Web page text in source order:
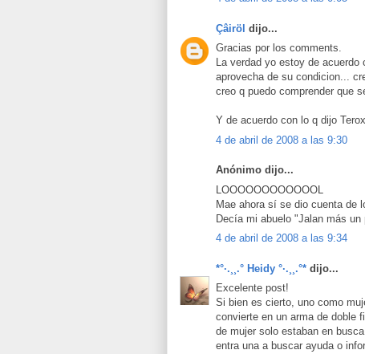
Çâiröl dijo...
Gracias por los comments.
La verdad yo estoy de
aprovecha de su condicion...
creo q puedo comprender que
Y de acuerdo con lo q dijo
4 de abril de 2008 a las 9:30
Anónimo dijo...
LOOOOOOOOOOOOL
Mae ahora sí se dio cuenta de
Decía mi abuelo "Jalan más un
4 de abril de 2008 a las 9:34
*°·.¸¸.° Heidy °·.¸¸.°* dijo...
Excelente post!
Si bien es cierto, uno como
convierte en un arma de doble
de mujer solo estaban en
entra una a buscar ayuda o